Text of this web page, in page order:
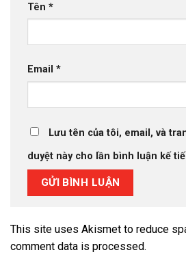
Tên *
Email *
Lưu tên của tôi, email, và
duyệt này cho lần bình luận kế
This site uses Akismet to reduce
comment data is processed.